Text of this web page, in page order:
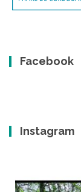
Facebook
Instagram